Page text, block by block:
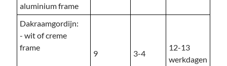
aluminium frame
Dakraamgordijn:
- wit of creme
frame
9 3-4
12-13
werkdagen